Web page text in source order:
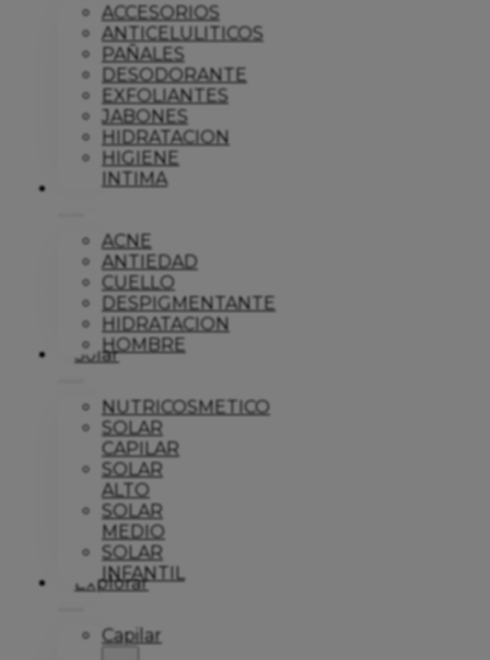
ACCESORIOS
ANTICELULITICOS
PAÑALES
DESODORANTE
EXFOLIANTES
JABONES
HIDRATACION
HIGIENE
INTIMA
Dermo
ACNE
ANTIEDAD
CUELLO
DESPIGMENTANTE
HIDRATACION
HOMBRE
Solar
NUTRICOSMETICO
SOLAR
CAPILAR
SOLAR
ALTO
SOLAR
MEDIO
SOLAR
INFANTIL
Explorar
Capilar